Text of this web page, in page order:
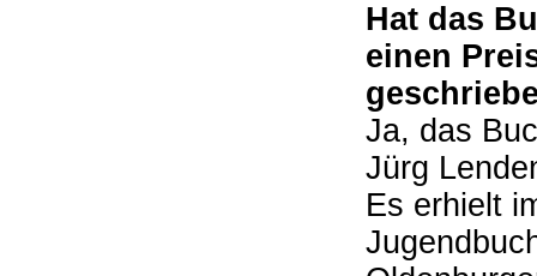
Hat das
einen
Ja, das
Jürg
Es erhielt